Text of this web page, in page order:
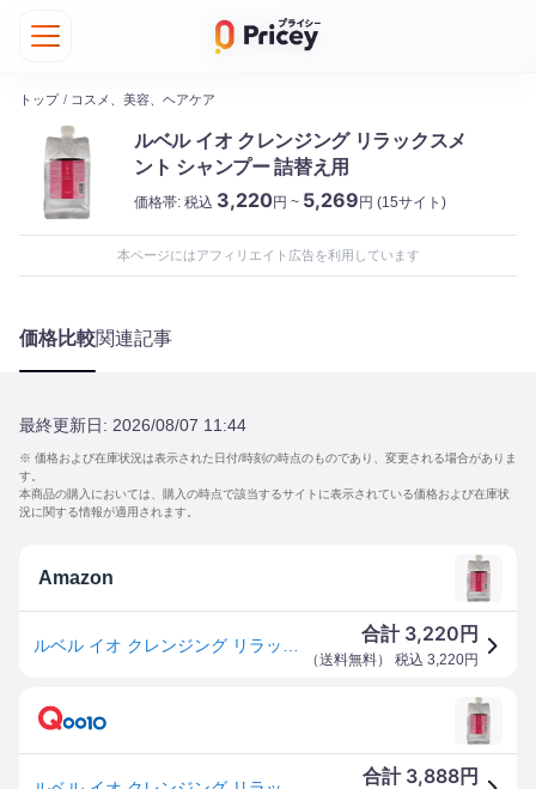
トップ / コスメ、美容、ヘアケア
ルベル イオ クレンジング リラックスメ
ント シャンプー 詰替え用
価格帯: 税込 3,220円 ~ 5,269円 (15サイト)
本ページにはアフィリエイト広告を利用しています
価格比較関連記事
最終更新日: 2026/08/07 11:44
※ 価格および在庫状況は表示された日付/時刻の時点のものであり、変更される場合がありま
す。
本商品の購入においては、購入の時点で該当するサイトに表示されている価格および在庫状
況に関する情報が適用されます。
Amazon
合計 3,220 円
（送料無料） 税込 3,220円
合計 3,888円